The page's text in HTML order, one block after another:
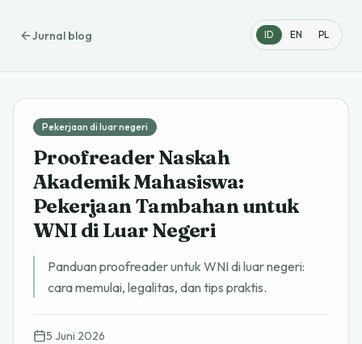
ID EN PL
Jurnal blog
Pekerjaan di luar negeri
Proofreader Naskah
Akademik Mahasiswa:
Pekerjaan Tambahan untuk
WNI di Luar Negeri
Panduan proofreader untuk WNI di luar negeri:
cara memulai, legalitas, dan tips praktis.
5 Juni 2026